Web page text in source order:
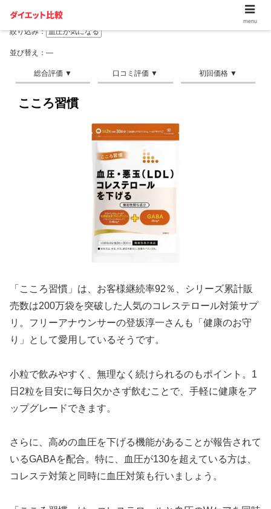
絞り込み： 血圧が気になる
並び替え：―
こころ習慣
「こころ習慣」は、お客様継続率92％、シリーズ累計販
売数は200万袋を突破した人気のコレステロール対策サプ
リ。フリーアナウンサーの登坂淳一さんも「健康のお守
り」として愛用しているそうです。
小粒で飲みやすく、無理なく続けられるのもポイント。1
日2粒を目安に毎日欠かさず飲むことで、手軽に健康をア
ップグレードできます。
さらに、高めの血圧を下げる機能があることが報告されて
いるGABAを配合。特に、血圧が130を超えている方は、
コレステ対策と同時に血圧対策も行いましょう。
menu